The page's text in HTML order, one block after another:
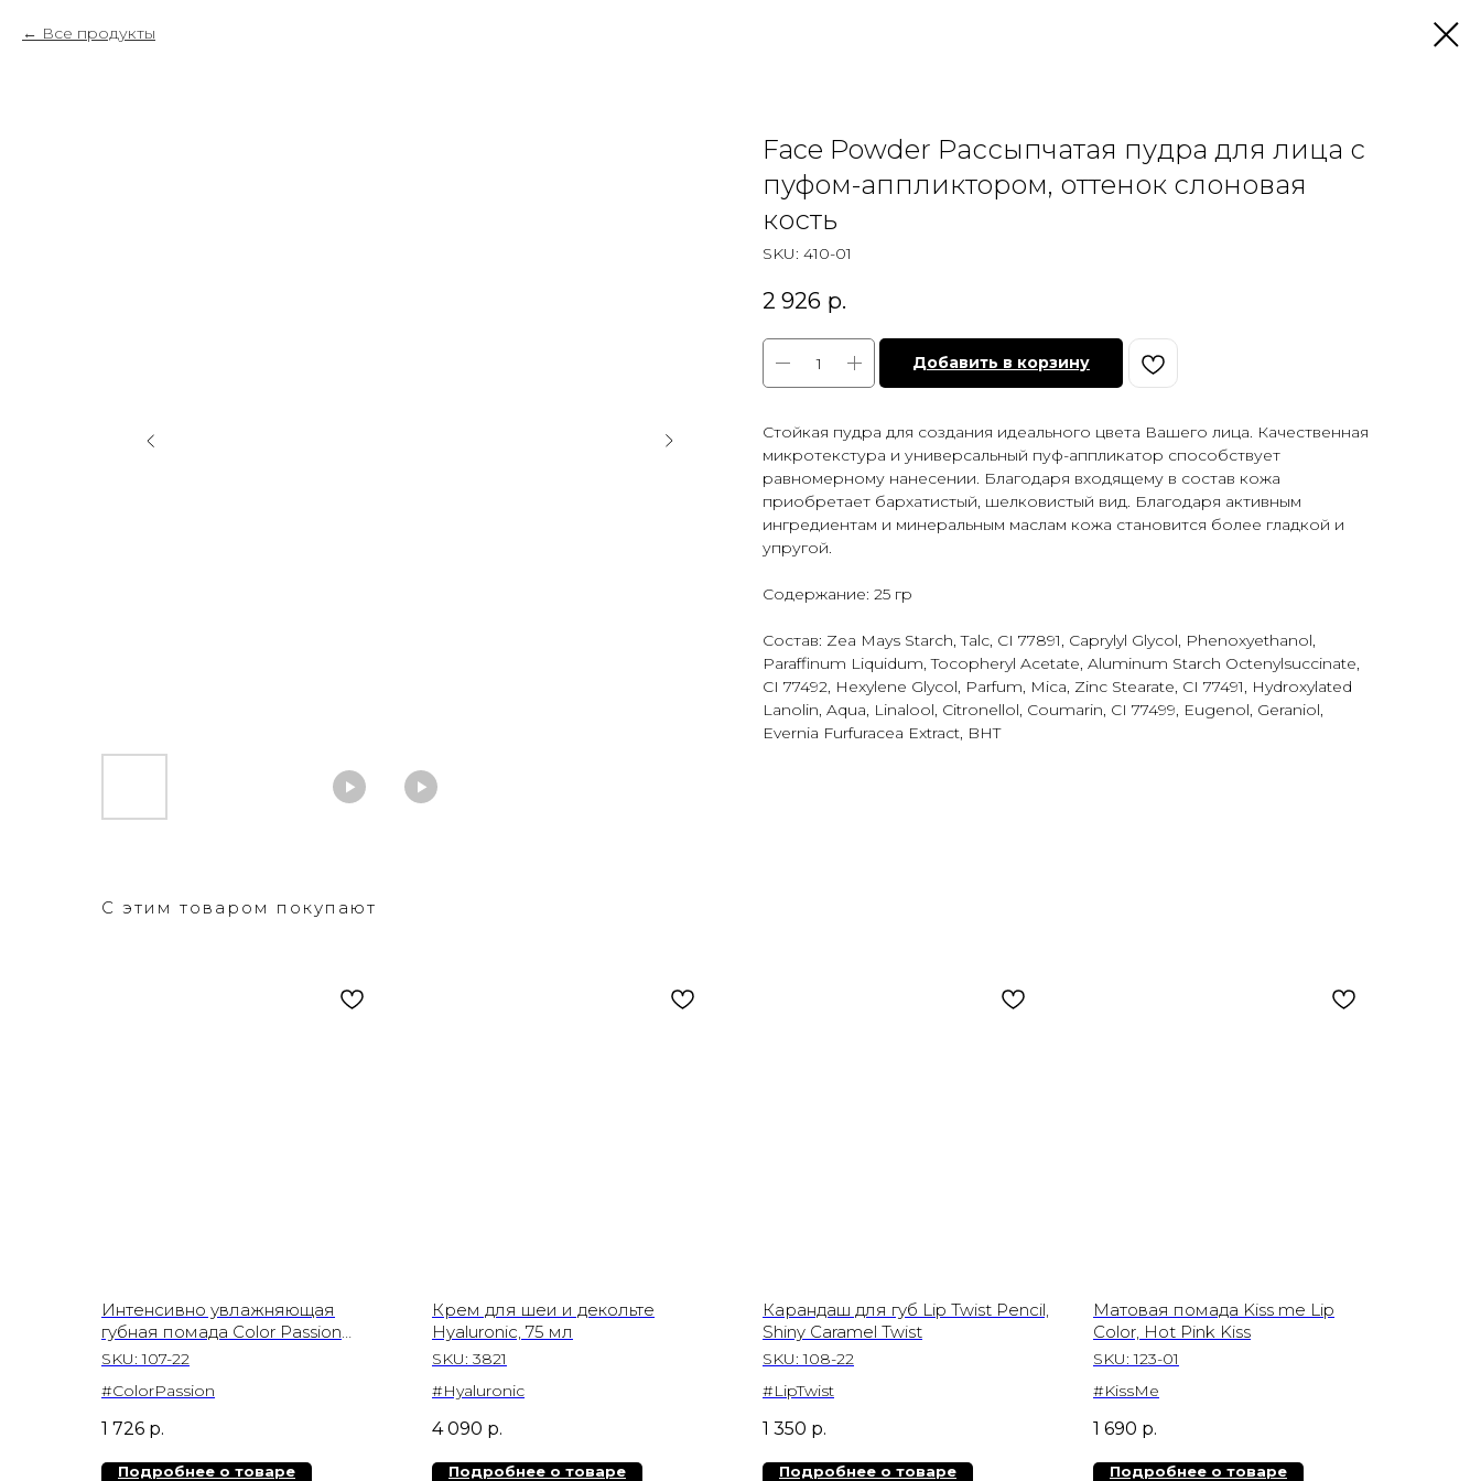
Все продукты
Face Powder Рассыпчатая пудра для лица с
пуфом-аппликтором, оттенок слоновая
кость
SKU: 410-01
2 926 р.
Добавить в корзину
Стойкая пудра для создания идеального цвета Вашего лица. Качественная
микротекстура и универсальный пуф-аппликатор способствует
равномерному нанесении. Благодаря входящему в состав кожа
приобретает бархатистый, шелковистый вид. Благодаря активным
ингредиентам и минеральным маслам кожа становится более гладкой и
упругой.
Содержание: 25 гр
Состав: Zea Mays Starch, Talc, CI 77891, Caprylyl Glycol, Phenoxyethanol,
Paraffinum Liquidum, Tocopheryl Acetate, Aluminum Starch Octenylsuccinate,
CI 77492, Hexylene Glycol, Parfum, Mica, Zinc Stearate, CI 77491, Hydroxylated
Lanolin, Aqua, Linalool, Citronellol, Coumarin, CI 77499, Eugenol, Geraniol,
Evernia Furfuracea Extract, BHT
С этим товаром покупают
Интенсивно увлажняющая
губная помада Color Passion
Lipstick, цвет Red Wine Passion
SKU:107-22
#ColorPassion
1 726 р.
Подробнее о товаре
Крем для шеи и декольте
Hyaluronic, 75 мл
SKU: 3821
#Hyaluronic
4 090 р.
Подробнее о товаре
Карандаш для губ Lip Twist Pencil,
Shiny Caramel Twist
SKU:108-22
#LipTwist
1 350 р.
Подробнее о товаре
Матовая помада Kiss me Lip
Color, Hot Pink Kiss
SKU:123-01
#KissMe
1 690 р.
Подробнее о товаре